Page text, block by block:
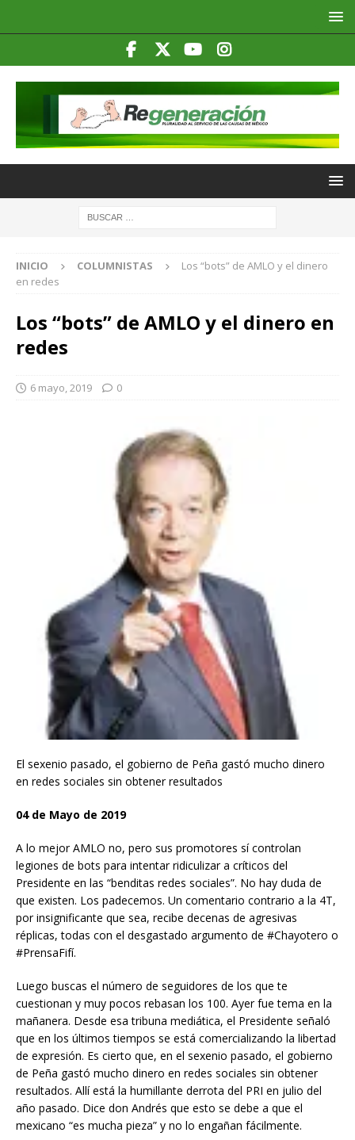
INICIO COLUMNISTAS
Los “bots” de AMLO y el dinero
en redes
Los “bots” de AMLO y el dinero en
redes
6 mayo, 2019 0
El sexenio pasado, el gobierno de Peña gastó mucho dinero
en redes sociales sin obtener resultados
04 de Mayo de 2019
A lo mejor AMLO no, pero sus promotores sí controlan
legiones de bots para intentar ridiculizar a críticos del
Presidente en las “benditas redes sociales”. No hay duda de
que existen. Los padecemos. Un comentario contrario a la 4T,
por insignificante que sea, recibe decenas de agresivas
réplicas, todas con el desgastado argumento de #Chayotero o
#PrensaFifí.
Luego buscas el número de seguidores de los que te
cuestionan y muy pocos rebasan los 100. Ayer fue tema en la
mañanera. Desde esa tribuna mediática, el Presidente señaló
que en los últimos tiempos se está comercializando la libertad
de expresión. Es cierto que, en el sexenio pasado, el gobierno
de Peña gastó mucho dinero en redes sociales sin obtener
resultados. Allí está la humillante derrota del PRI en julio del
año pasado. Dice don Andrés que esto se debe a que el
mexicano “es mucha pieza” y no lo engañan fácilmente.